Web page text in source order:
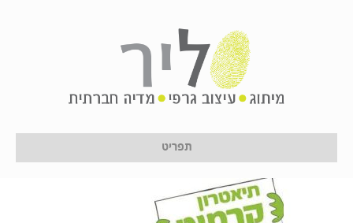
תפריט
Untitled-1
16 בינואר 2017